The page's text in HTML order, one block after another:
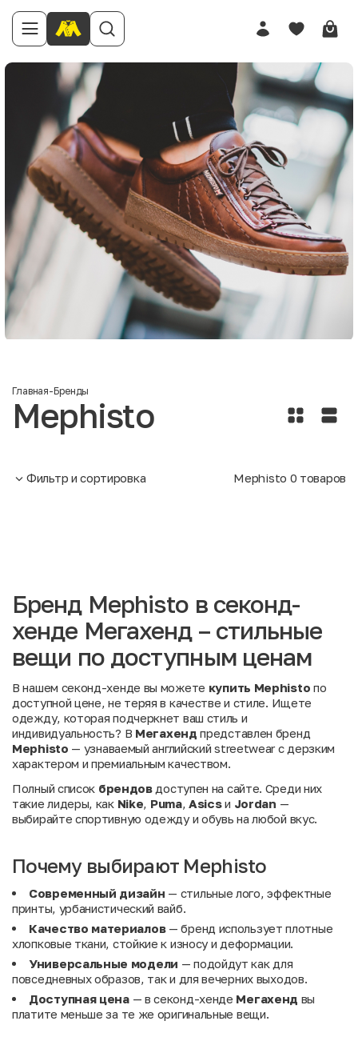
Главная-Бренды
Mephisto
Фильтр и сортировка Mephisto 0 товаров
Бренд Mephisto в секонд-
хенде Мегахенд – стильные
вещи по доступным ценам
В нашем секонд-хенде вы можете купить Mephisto по
доступной цене, не теряя в качестве и стиле. Ищете
одежду, которая подчеркнет ваш стиль и
индивидуальность? В Мегахенд представлен бренд
Mephisto — узнаваемый английский streetwear с дерзким
характером и премиальным качеством.
Полный список брендовдоступен на сайте. Среди них
такие лидеры, как Nike, Puma,Asicsи Jordan —
выбирайте спортивную одежду и обувь на любой вкус.
Почему выбирают Mephisto
Современный дизайн — стильные лого, эффектные
принты, урбанистический вайб.
Качество материалов— бренд использует плотные
хлопковые ткани, стойкие к износу и деформации.
Универсальные модели — подойдут как для
повседневных образов, так и для вечерних выходов.
Доступная цена— в секонд-хенде Мегахенд вы
платите меньше за те же оригинальные вещи.